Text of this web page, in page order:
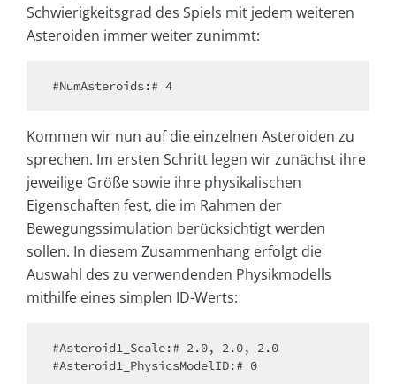
Schwierigkeitsgrad des Spiels mit jedem weiteren
Asteroiden immer weiter zunimmt:
#NumAsteroids:# 4
Kommen wir nun auf die einzelnen Asteroiden zu
sprechen. Im ersten Schritt legen wir zunächst ihre
jeweilige Größe sowie ihre physikalischen
Eigenschaften fest, die im Rahmen der
Bewegungssimulation berücksichtigt werden
sollen. In diesem Zusammenhang erfolgt die
Auswahl des zu verwendenden Physikmodells
mithilfe eines simplen ID-Werts:
#Asteroid1_Scale:# 2.0, 2.0, 2.0
#Asteroid1_PhysicsModelID:# 0